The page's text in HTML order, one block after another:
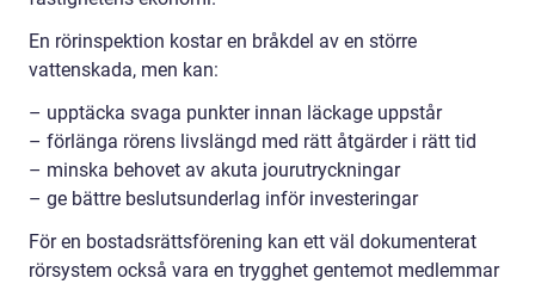
En rörinspektion kostar en bråkdel av en större
vattenskada, men kan:
– upptäcka svaga punkter innan läckage uppstår
– förlänga rörens livslängd med rätt åtgärder i rätt tid
– minska behovet av akuta jourutryckningar
– ge bättre beslutsunderlag inför investeringar
För en bostadsrättsförening kan ett väl dokumenterat
rörsystem också vara en trygghet gentemot medlemmar